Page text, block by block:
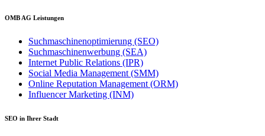
OMB AG Leistungen
Suchmaschinenoptimierung (SEO)
Suchmaschinenwerbung (SEA)
Internet Public Relations (IPR)
Social Media Management (SMM)
Online Reputation Management (ORM)
Influencer Marketing (INM)
SEO in Ihrer Stadt